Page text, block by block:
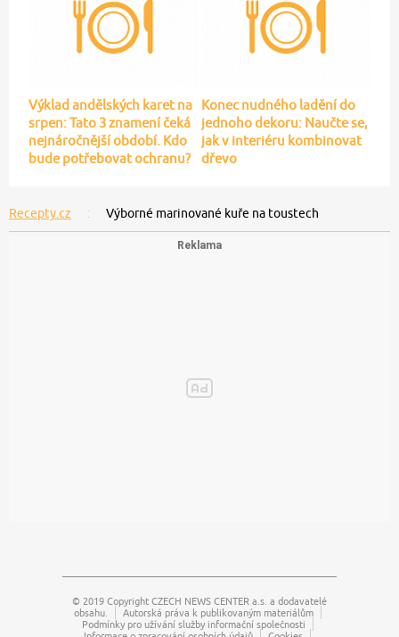
Výklad andělských karet na
srpen: Tato 3 znamení čeká
nejnáročnější období. Kdo
bude potřebovat ochranu?
Konec nudného ladění do
jednoho dekoru: Naučte se,
jak v interiéru kombinovat
dřevo
Recepty.cz Výborné marinované kuře na toustech
© 2019 Copyright CZECH NEWS CENTER a.s. a dodavatelé
obsahu.
Autorská práva k publikovaným materiálům
Podmínky pro užívání služby informační společnosti